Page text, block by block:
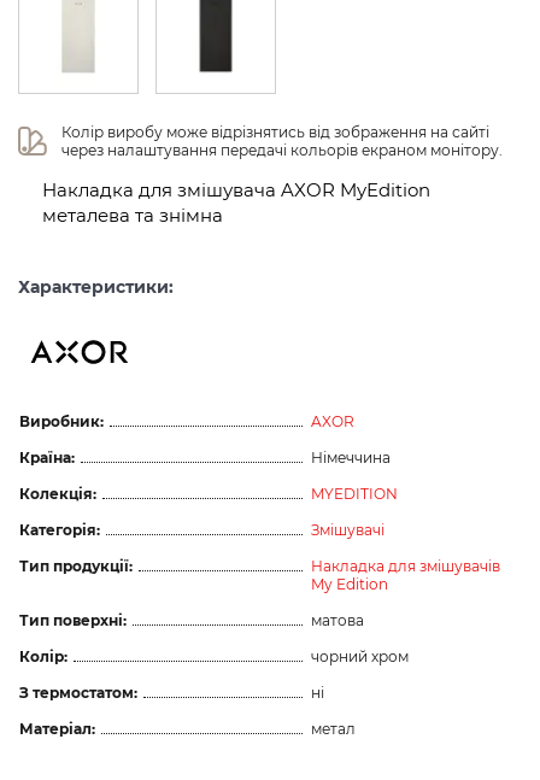
Колір виробу може відрізнятись від зображення на сайті
через налаштування передачі кольорів екраном монітору.
Накладка для змішувача AXOR MyEdition
металева та знімна
Характеристики:
Виробник:
AXOR
Країна:
Німеччина
Колекція:
MYEDITION
Категорія:
Змішувачі
Тип продукції:
Накладка для змішувачів
My Edition
Тип поверхні:
матова
Колір:
чорний хром
З термостатом:
ні
Матеріал:
метал